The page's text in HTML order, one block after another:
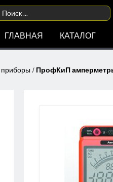
ГЛАВНАЯ КАТАЛОГ
/ ПрофКиП